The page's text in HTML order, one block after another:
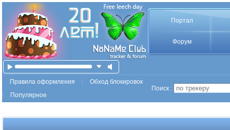
Портал
Форум
Правила оформления
Обход блокировок
Популярное
Поиск :